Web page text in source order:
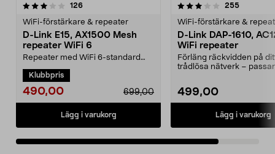
126recensioner
WiFi-förstärkare & repeater
D-Link E15, AX1500 Mesh
repeater WiFi 6
Repeater med WiFi 6-standard
filöverföringshastighet. D-Link E...
Klubbpris
490,00 699,00
Lägg i varukorg
3.5av 5 stjärnor 255
WiFi-förstärkare &
D-Link DAP-1610,
WiFi repeater
Förläng räckvidden på
trådlösa nätverk –
499,00
Lägg i varukorg